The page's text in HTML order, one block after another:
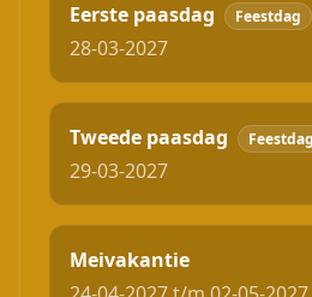
Eerste paasdag Feestdag
28-03-2027
Tweede paasdag Feestdag
29-03-2027
Meivakantie